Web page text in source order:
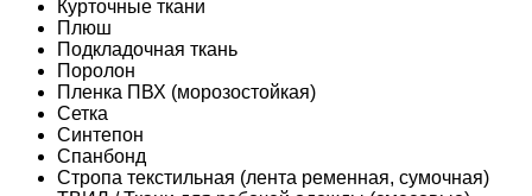
Курточные ткани
Плюш
Подкладочная ткань
Поролон
Пленка ПВХ (морозостойкая)
Сетка
Синтепон
Спанбонд
Стропа текстильная (лента ременная, сумочная)